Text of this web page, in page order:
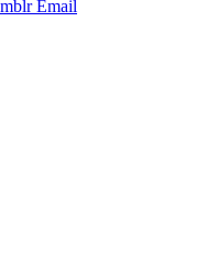
Email